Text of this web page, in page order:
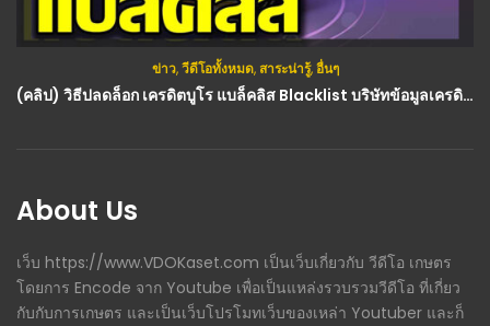
ข่าว,วีดีโอทั้งหมด, สาระน่ารู้,อื่นๆ
(คลิป) วิธีปลดล็อก เครดิตบูโร แบล็คลิส Blacklist บริษัทข้อมูลเครดิต (Credit Bureau) : วีดีโอ เกษตร
About Us
เว็บ https://www.VDOKaset.com เป็นเว็บเกี่ยวกับ วีดีโอ เกษตร
โดยการ Encode จาก Youtube เพื่อเป็นแหล่งรวบรวมวีดีโอ ที่เกี่ยว
กับกับการเกษตร และเป็นเว็บโปรโมทเว็บของเหล่า Youtuber และก็